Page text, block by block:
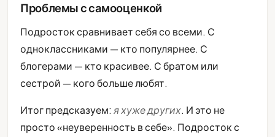
Проблемы с самооценкой
Подросток сравнивает себя со всеми. С
одноклассниками — кто популярнее. С
блогерами — кто красивее. С братом или
сестрой — кого больше любят.
Итог предсказуем: я хуже других. И это не
просто «неуверенность в себе». Подросток с